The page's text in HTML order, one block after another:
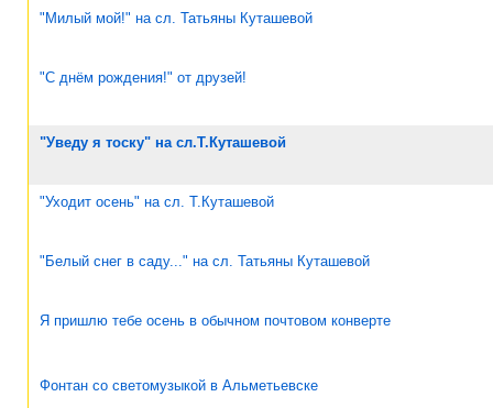
"Милый мой!" на сл. Татьяны Куташевой
"С днём рождения!" от друзей!
"Уведу я тоску" на сл.Т.Куташевой
"Уходит осень" на сл. Т.Куташевой
"Белый снег в саду..." на сл. Татьяны Куташевой
Я пришлю тебе осень в обычном почтовом конверте
Фонтан со светомузыкой в Альметьевске